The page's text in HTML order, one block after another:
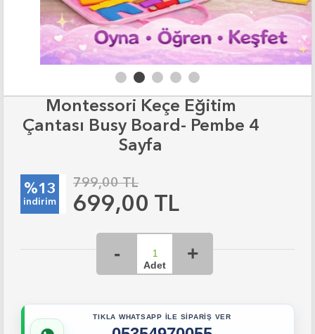
Montessori Keçe Eğitim
Çantası Busy Board- Pembe 4
Sayfa
%13
indirim
799,00 TL
699,00 TL
TIKLA WHATSAPP İLE SİPARİŞ VER